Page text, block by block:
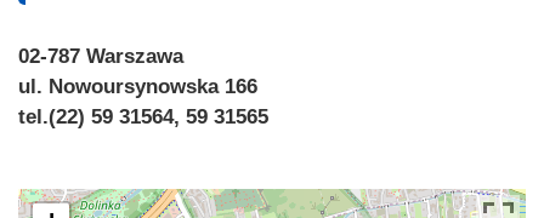
02-787 Warszawa
ul. Nowoursynowska 166
tel.(22) 59 31564, 59 31565